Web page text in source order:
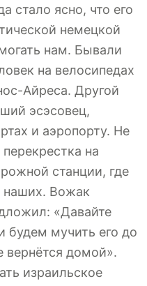
стало ясно, что его
немецкой
нам. Бывали
на велосипедах
Айреса. Другой
эсэсовец,
и аэропорту. Не
на
станции, где
наших. Вожак
«Давайте
будем мучить его до
вернётся домой».
израильское